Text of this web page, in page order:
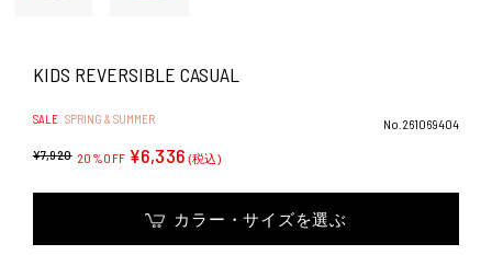
KIDS REVERSIBLE CASUAL
SALE SPRING & SUMMER
No.261069404
¥7,920 20%OFF ¥6,336 (税込)
カラー・サイズを選ぶ